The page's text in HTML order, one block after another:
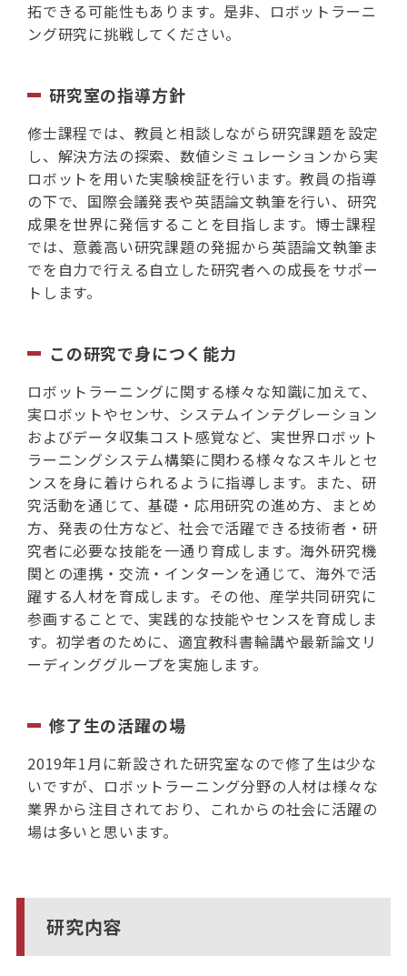
拓できる可能性もあります。是非、ロボットラーニ
ング研究に挑戦してください。
研究室の指導方針
修士課程では、教員と相談しながら研究課題を設定
し、解決方法の探索、数値シミュレーションから実
ロボットを用いた実験検証を行います。教員の指導
の下で、国際会議発表や英語論文執筆を行い、研究
成果を世界に発信することを目指します。博士課程
では、意義高い研究課題の発掘から英語論文執筆ま
でを自力で行える自立した研究者への成長をサポー
トします。
この研究で身につく能力
ロボットラーニングに関する様々な知識に加えて、
実ロボットやセンサ、システムインテグレーション
およびデータ収集コスト感覚など、実世界ロボット
ラーニングシステム構築に関わる様々なスキルとセ
ンスを身に着けられるように指導します。また、研
究活動を通じて、基礎・応用研究の進め方、まとめ
方、発表の仕方など、社会で活躍できる技術者・研
究者に必要な技能を一通り育成します。海外研究機
関との連携・交流・インターンを通じて、海外で活
躍する人材を育成します。その他、産学共同研究に
参画することで、実践的な技能やセンスを育成しま
す。初学者のために、適宜教科書輪講や最新論文リ
ーディンググループを実施します。
修了生の活躍の場
2019年1月に新設された研究室なので修了生は少な
いですが、ロボットラーニング分野の人材は様々な
業界から注目されており、これからの社会に活躍の
場は多いと思います。
研究内容